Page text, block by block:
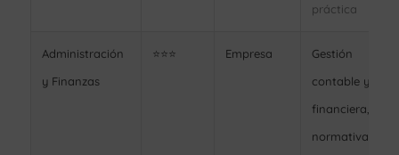
práctica
Administración
y Finanzas
⭐⭐⭐ Empresa
Gestión
contable y
financiera,
normativa